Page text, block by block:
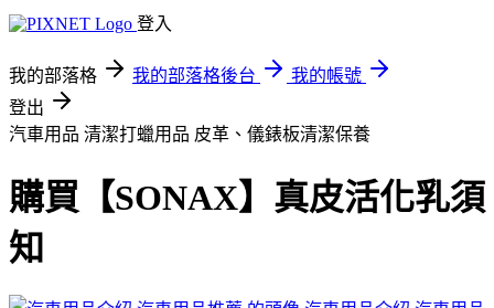
登入
我的部落格 我的部落格後台
我的帳號
登出
汽車用品 清潔打蠟用品 皮革、儀錶板清潔保養
購買【SONAX】真皮活化乳須
知